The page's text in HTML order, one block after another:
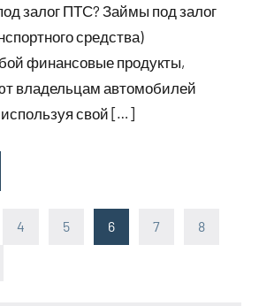
залог ПТС? Займы под залог
средства)
финансовые продукты,
владельцам автомобилей
используя свой […]
4 5 6 7 8